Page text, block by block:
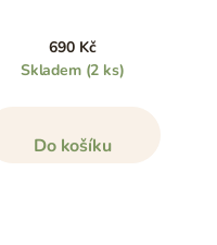
690 Kč
Skladem (2 ks)
Do košíku